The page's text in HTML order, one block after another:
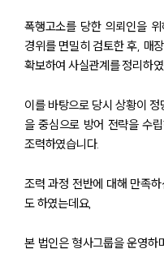
폭행고소를 당한 의뢰인을
경위를 면밀히 검토한 후, 매
확보하여 사실관계를 정리하
이를 바탕으로 당시 상황이
을 중심으로 방어 전략을 수
조력하였습니다.
조력 과정 전반에 대해 만족
도 하였는데요,
본 법인은 형사그룹을 운영하